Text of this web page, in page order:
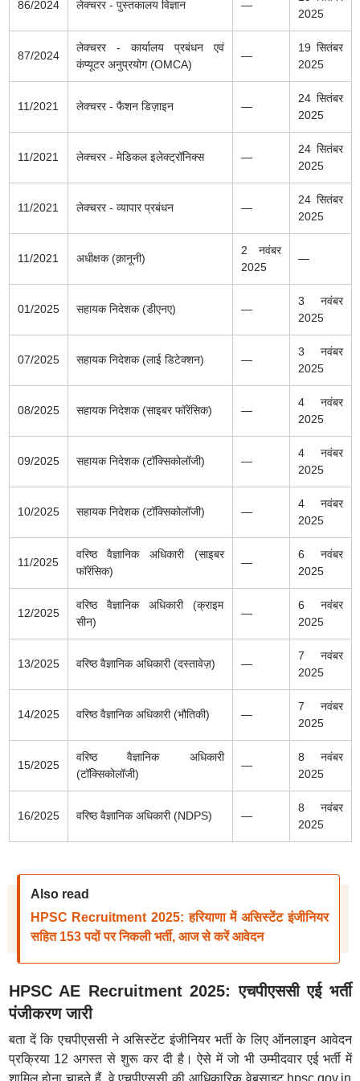
86/2024 लेक्चरर - पुस्तकालय विज्ञान —
2025
87/2024
लेक्चरर - कार्यालय प्रबंधन एवं
कंप्यूटर अनुप्रयोग (OMCA)
—
19 सितंबर
2025
11/2021 लेक्चरर - फैशन डिज़ाइन —
24 सितंबर
2025
11/2021 लेक्चरर - मेडिकल इलेक्ट्रॉनिक्स —
24 सितंबर
2025
11/2021 लेक्चरर - व्यापार प्रबंधन —
24 सितंबर
2025
11/2021 अधीक्षक (क़ानूनी)
2 नवंबर
2025
—
01/2025 सहायक निदेशक (डीएनए) —
3 नवंबर
2025
07/2025 सहायक निदेशक (लाई डिटेक्शन) —
3 नवंबर
2025
08/2025 सहायक निदेशक (साइबर फॉरेंसिक) —
4 नवंबर
2025
09/2025 सहायक निदेशक (टॉक्सिकोलॉजी) —
4 नवंबर
2025
10/2025 सहायक निदेशक (टॉक्सिकोलॉजी) —
4 नवंबर
2025
11/2025
वरिष्ठ वैज्ञानिक अधिकारी (साइबर
फॉरेंसिक)
—
6 नवंबर
2025
12/2025
वरिष्ठ वैज्ञानिक अधिकारी (क्राइम
सीन)
—
6 नवंबर
2025
13/2025 वरिष्ठ वैज्ञानिक अधिकारी (दस्तावेज़) —
7 नवंबर
2025
14/2025 वरिष्ठ वैज्ञानिक अधिकारी (भौतिकी) —
7 नवंबर
2025
15/2025
वरिष्ठ वैज्ञानिक अधिकारी
(टॉक्सिकोलॉजी)
—
8 नवंबर
2025
16/2025 वरिष्ठ वैज्ञानिक अधिकारी (NDPS) —
8 नवंबर
2025
Also read
HPSC Recruitment 2025: हरियाणा में असिस्टेंट इंजीनियर
सहित 153 पदों पर निकली भर्ती, आज से करें आवेदन
HPSC AE Recruitment 2025: एचपीएससी एई भर्ती
पंजीकरण जारी
बता दें कि एचपीएससी ने असिस्टेंट इंजीनियर भर्ती के लिए ऑनलाइन आवेदन
प्रक्रिया 12 अगस्त से शुरू कर दी है। ऐसे में जो भी उम्मीदवार एई भर्ती में
शामिल होना चाहते हैं, वे एचपीएससी की आधिकारिक वेबसाइट hpsc.gov.in